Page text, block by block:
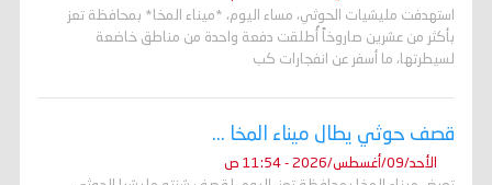
استهدفت مليشيات الحوثي، مساء اليوم، *ميناء المخا* بمحافظة تعز
بأكثر من عشرين صاروخاً أُطلقت دفعة واحدة من مناطق خاضعة
لسيطرتها، ما أسفر عن انفجارات كب
قصف حوثي يطال ميناء المخا ...
الأحد/09/أغسطس/2026 - 11:54 ص